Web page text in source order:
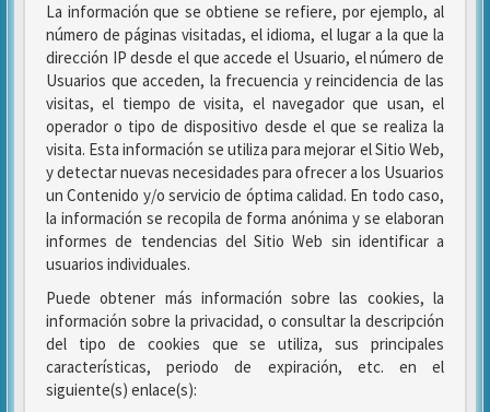
La información que se obtiene se refiere, por ejemplo, al
número de páginas visitadas, el idioma, el lugar a la que la
dirección IP desde el que accede el Usuario, el número de
Usuarios que acceden, la frecuencia y reincidencia de las
visitas, el tiempo de visita, el navegador que usan, el
operador o tipo de dispositivo desde el que se realiza la
visita. Esta información se utiliza para mejorar el Sitio Web,
y detectar nuevas necesidades para ofrecer a los Usuarios
un Contenido y/o servicio de óptima calidad. En todo caso,
la información se recopila de forma anónima y se elaboran
informes de tendencias del Sitio Web sin identificar a
usuarios individuales.
Puede obtener más información sobre las cookies, la
información sobre la privacidad, o consultar la descripción
del tipo de cookies que se utiliza, sus principales
características, periodo de expiración, etc. en el
siguiente(s) enlace(s):